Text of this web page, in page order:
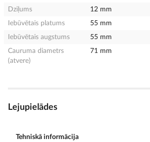
Dziļums
12 mm
Iebūvētais platums
55 mm
Iebūvētais augstums
55 mm
Cauruma diametrs
(atvere)
71 mm
Lejupielādes
Tehniskā informācija